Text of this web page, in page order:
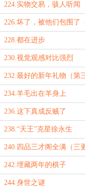
224.实物交易，骇人听闻
226.坏了，被他们包围了
字到！）
228.都在进步
230.视觉观感对比强烈
232.最好的新年礼物（第
234.羊毛出在羊身上
236.这下真成反贼了
238.“天王”克星徐永生
240.四品三才阁全满（三
千字到！）
242.埋藏两年的棋子
244.身世之谜